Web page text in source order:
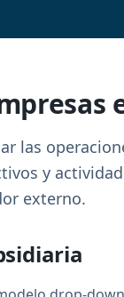
las
y
externo.